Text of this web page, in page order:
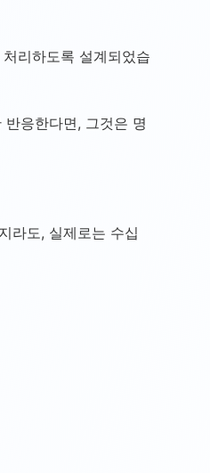
리하도록 설계되었습
응한다면, 그것은 명
라도, 실제로는 수십